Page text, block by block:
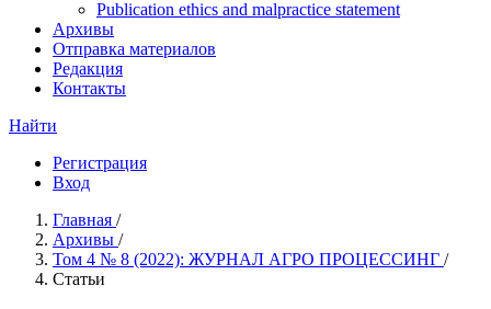
Publication ethics and malpractice statement
Архивы
Отправка материалов
Редакция
Контакты
Найти
Регистрация
Вход
Главная /
Архивы /
Том 4 № 8 (2022): ЖУРНАЛ АГРО ПРОЦЕССИНГ /
Статьи